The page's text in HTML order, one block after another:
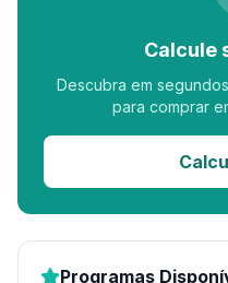
Calcule
Descubra em
para comprar
Programas